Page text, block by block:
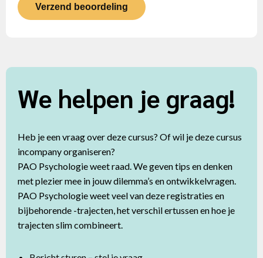
Verzend beoordeling
We helpen je graag!
Heb je een vraag over deze cursus? Of wil je deze cursus
incompany organiseren?
PAO Psychologie weet raad. We geven tips en denken
met plezier mee in jouw dilemma’s en ontwikkelvragen.
PAO Psychologie weet veel van deze registraties en
bijbehorende -trajecten, het verschil ertussen en hoe je
trajecten slim combineert.